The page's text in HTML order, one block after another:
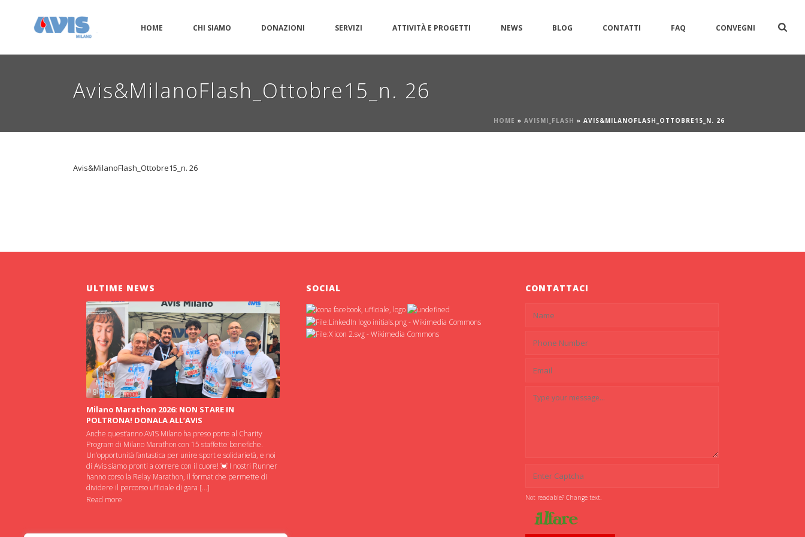
HOME CHI SIAMO DONAZIONI SERVIZI ATTIVITÀ E PROGETTI NEWS BLOG CONTATTI FAQ CONVEGNI
Avis&MilanoFlash_Ottobre15_n. 26
HOME » AVISMI_FLASH » AVIS&MILANOFLASH_OTTOBRE15_N. 26
Avis&MilanoFlash_Ottobre15_n. 26
ULTIME NEWS
Milano Marathon 2026: NON STARE IN
POLTRONA! DONALA ALL’AVIS
Anche quest’anno AVIS Milano ha preso porte al Charity
Program di Milano Marathon con 15 staffette benefiche.
Un’opportunità fantastica per unire sport e solidarietà, e noi
di Avis siamo pronti a correre con il cuore! 💓 I nostri Runner
hanno corso la Relay Marathon, il format che permette di
dividere il percorso ufficiale di gara […]
Read more
SOCIAL CONTATTACI
Not readable? Change text.